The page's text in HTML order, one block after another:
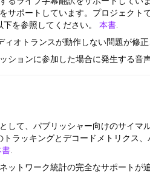
ポートしています。プロジェク
を参照してください。 本書.
オトランスが動作しない問題が修正
ョンに参加した場合に発生する音
して、パブリッシャー向けのサイマ
ラッキングとデコードメトリクス
書.
トワーク統計の完全なサポートが